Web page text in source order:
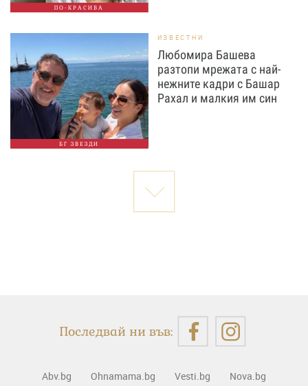
ПО-КРАСИВА
БГ ЗВЕЗДИ
ИЗВЕСТНИ
Любомира Башева
разтопи мрежата с най-
нежните кадри с Башар
Рахал и малкия им син
Последвай ни във:
Abv.bg Ohnamama.bg Vesti.bg Nova.bg